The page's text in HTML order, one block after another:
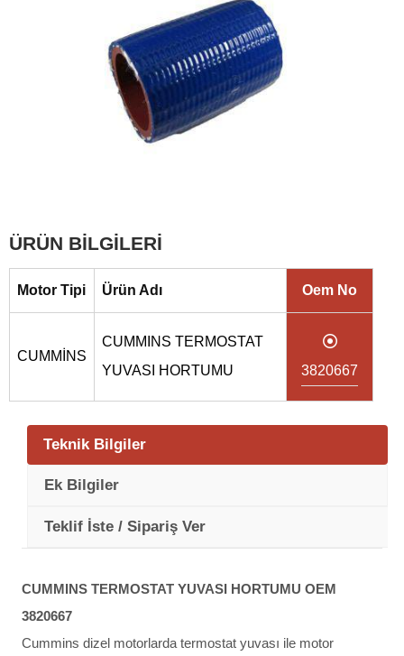
ÜRÜN BİLGİLERİ
Motor Tipi Ürün Adı Oem No
CUMMİNS
CUMMINS TERMOSTAT
YUVASI HORTUMU
3820667
Teknik Bilgiler
Ek Bilgiler
Teklif İste / Sipariş Ver
CUMMINS TERMOSTAT YUVASI HORTUMU OEM
3820667
Cummins dizel motorlarda termostat yuvası ile motor